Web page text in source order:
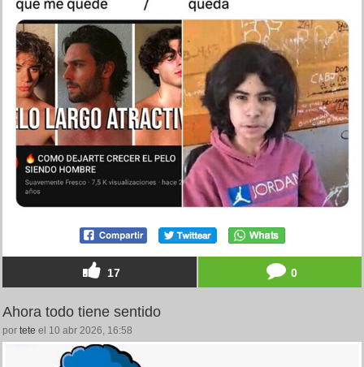
17 0
Ahora todo tiene sentido
por tete el 10 abr 2026, 16:58